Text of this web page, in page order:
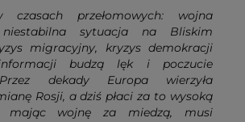
czasach przełomowych: wojna
sytuacja na Bliskim
migracyjny, kryzys demokracji
budzą lęk i poczucie
dekady Europa wierzyła
Rosji, a dziś płaci za to wysoką
mając wojnę za miedzą, musi